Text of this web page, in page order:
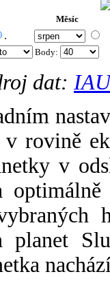
Měsíc
.
Body:
dat:
v rovině
v
planet